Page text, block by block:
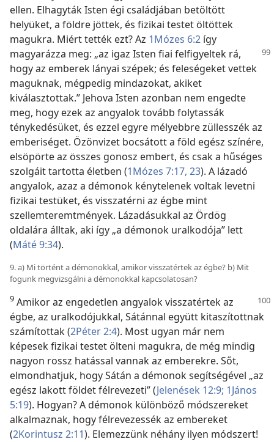
ellen. Elhagyták Isten égi családjában betöltött
helyüket, a földre jöttek, és fizikai testet öltöttek
magukra. Miért tették ezt? Az 1Mózes 6:2 így
magyarázza meg: „az igaz Isten fiai felfigyeltek rá,
hogy az emberek lányai szépek; és feleségeket vettek
maguknak, mégpedig mindazokat, akiket
kiválasztottak.” Jehova Isten azonban nem engedte
meg, hogy ezek az angyalok tovább folytassák
ténykedésüket, és ezzel egyre mélyebbre züllesszék az
emberiséget. Özönvizet bocsátott a föld egész színére,
elsöpörte az összes gonosz embert, és csak a hűséges
szolgáit tartotta életben (1Mózes 7:17, 23). A lázadó
angyalok, azaz a démonok kénytelenek voltak levetni
fizikai testüket, és visszatérni az égbe mint
szellemteremtmények. Lázadásukkal az Ördög
oldalára álltak, aki így „a démonok uralkodója” lett
(Máté 9:34).
9. a) Mi történt a démonokkal, amikor visszatértek az égbe? b) Mit
fogunk megvizsgálni a démonokkal kapcsolatosan?
9 Amikor az engedetlen angyalok visszatértek az
égbe, az uralkodójukkal, Sátánnal együtt kitaszítottnak
számítottak (2Péter 2:4). Most ugyan már nem
képesek fizikai testet ölteni magukra, de még mindig
nagyon rossz hatással vannak az emberekre. Sőt,
elmondhatjuk, hogy Sátán a démonok segítségével „az
egész lakott földet félrevezeti” (Jelenések 12:9; 1János
5:19). Hogyan? A démonok különböző módszereket
alkalmaznak, hogy félrevezessék az embereket
(2Korintusz 2:11). Elemezzünk néhány ilyen módszert!